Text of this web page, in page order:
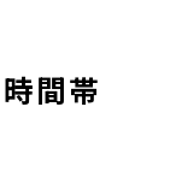
間帯